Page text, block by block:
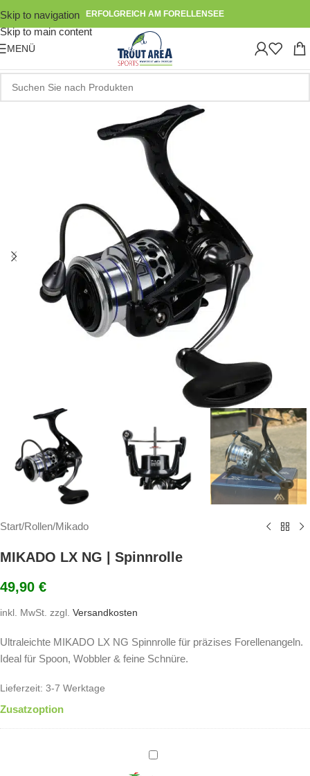
Skip to navigation
Skip to main content
ERFOLGREICH AM FORELLENSEE
MENÜ
Start/Rollen/Mikado
MIKADO LX NG | Spinnrolle
49,90 €
inkl. MwSt. zzgl. Versandkosten
Ultraleichte MIKADO LX NG Spinnrolle für präzises Forellenangeln.
Ideal für Spoon, Wobbler & feine Schnüre.
Lieferzeit: 3-7 Werktage
Zusatzoption
INTECH